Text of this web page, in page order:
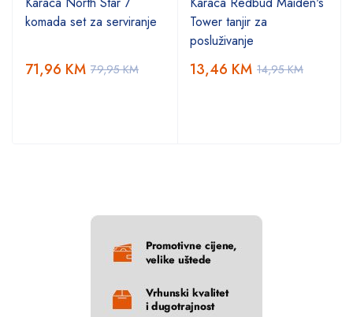
komada set za serviranje
79,95KM
71,96 KM
Tower tanjir za
posluživanje
14,95KM
13,46 KM